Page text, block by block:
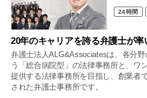
24時間
20年のキャリアを誇る弁護士が
弁護士法人ALG&Associatesは、各分
う「総合病院型」の法律事務所と、ワ
提供する法律事務所を目指し、創業者
された弁護士事務所です。